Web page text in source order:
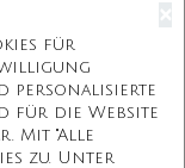
für
personalisierte
für die Website
Mit "Alle
zu. Unter